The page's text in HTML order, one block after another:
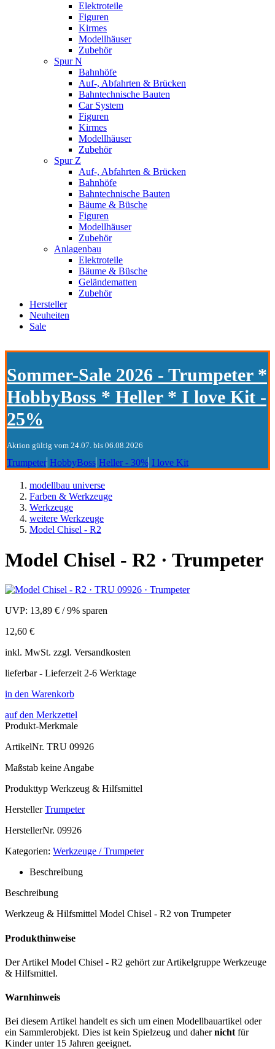
Elektroteile
Figuren
Kirmes
Modellhäuser
Zubehör
Spur N
Bahnhöfe
Auf-, Abfahrten & Brücken
Bahntechnische Bauten
Car System
Figuren
Kirmes
Modellhäuser
Zubehör
Spur Z
Auf-, Abfahrten & Brücken
Bahnhöfe
Bahntechnische Bauten
Bäume & Büsche
Figuren
Modellhäuser
Zubehör
Anlagenbau
Elektroteile
Bäume & Büsche
Geländematten
Zubehör
Hersteller
Neuheiten
Sale
Sommer-Sale 2026 - Trumpeter *
HobbyBoss * Heller * I love Kit -
25%
Aktion gültig vom 24.07. bis 06.08.2026
Trumpeter HobbyBoss Heller - 30% I love Kit
modellbau universe
Farben & Werkzeuge
Werkzeuge
weitere Werkzeuge
Model Chisel - R2
Model Chisel - R2 · Trumpeter
UVP: 13,89 € /9% sparen
12,60 €
inkl. MwSt. zzgl. Versandkosten
lieferbar - Lieferzeit 2-6 Werktage
in den Warenkorb
auf den Merkzettel
Produkt-Merkmale
ArtikelNr. TRU 09926
Maßstab keine Angabe
Produkttyp Werkzeug & Hilfsmittel
Hersteller Trumpeter
HerstellerNr. 09926
Kategorien: Werkzeuge / Trumpeter
Beschreibung
Beschreibung
Werkzeug & Hilfsmittel Model Chisel - R2 von Trumpeter
Produkthinweise
Der Artikel Model Chisel - R2 gehört zur Artikelgruppe Werkzeuge
& Hilfsmittel.
Warnhinweis
Bei diesem Artikel handelt es sich um einen Modellbauartikel oder
ein Sammlerobjekt. Dies ist kein Spielzeug und dahernicht für
Kinder unter 15 Jahren geeignet.